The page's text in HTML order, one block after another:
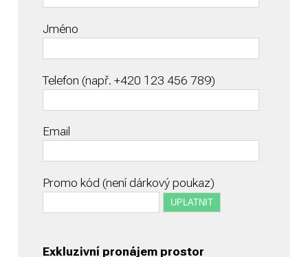
Jméno
Telefon (např. +420 123 456 789)
Email
Promo kód (není dárkový poukaz)
Exkluzivní pronájem prostor